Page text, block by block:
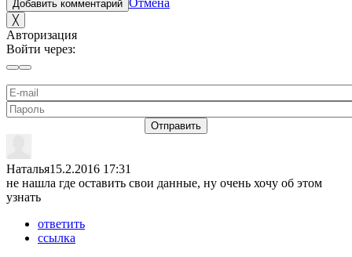
Добавить комментарий
╳
Авторизация
Войти через:
Отправить
Наталья15.2.2016 17:31
не нашла где оставить свои данные, ну очень хочу об этом
узнать
ответить
ссылка